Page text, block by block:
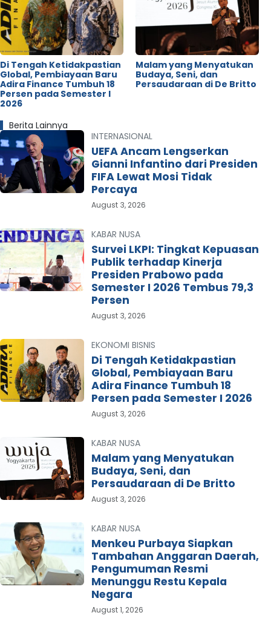
Di Tengah Ketidakpastian
Global, Pembiayaan Baru
Adira Finance Tumbuh 18
Persen pada Semester I
2026
Malam yang Menyatukan
Budaya, Seni, dan
Persaudaraan di De Britto
Berita Lainnya
INTERNASIONAL
UEFA Ancam Lengserkan
Gianni Infantino dari Presiden
FIFA Lewat Mosi Tidak
Percaya
August 3, 2026
KABAR NUSA
Survei LKPI: Tingkat Kepuasan
Publik terhadap Kinerja
Presiden Prabowo pada
Semester I 2026 Tembus 79,3
Persen
August 3, 2026
EKONOMI BISNIS
Di Tengah Ketidakpastian
Global, Pembiayaan Baru
Adira Finance Tumbuh 18
Persen pada Semester I 2026
August 3, 2026
KABAR NUSA
Malam yang Menyatukan
Budaya, Seni, dan
Persaudaraan di De Britto
August 3, 2026
KABAR NUSA
Menkeu Purbaya Siapkan
Tambahan Anggaran Daerah,
Pengumuman Resmi
Menunggu Restu Kepala
Negara
August 1, 2026